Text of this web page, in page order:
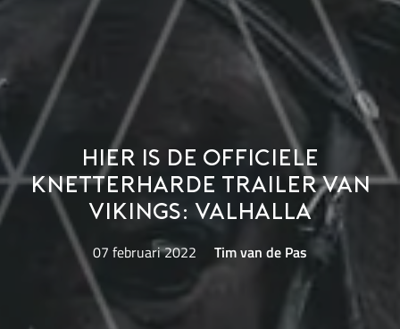
Hier is de officiele
knetterharde trailer van
Vikings: Valhalla
07 februari 2022 Tim van de Pas